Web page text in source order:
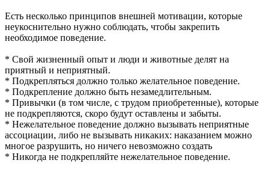
Есть несколько принципов внешней мотивации, которые
неукоснительно нужно соблюдать, чтобы закрепить
необходимое поведение.
* Свой жизненный опыт и люди и животные делят на
приятный и неприятный.
* Подкрепляться должно только желательное поведение.
* Подкрепление должно быть незамедлительным.
* Привычки (в том числе, с трудом приобретенные), которые
не подкрепляются, скоро будут оставлены и забыты.
* Нежелательное поведение должно вызывать неприятные
ассоциации, либо не вызывать никаких: наказанием можно
многое разрушить, но ничего невозможно создать
* Никогда не подкрепляйте нежелательное поведение.